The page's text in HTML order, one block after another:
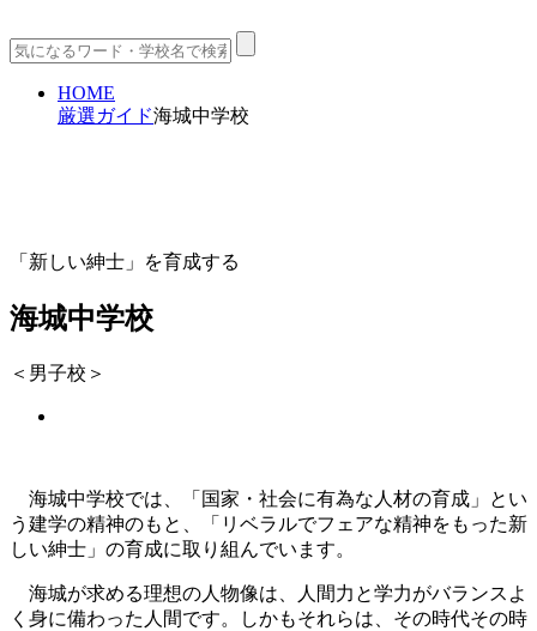
HOME
厳選ガイド海城中学校
「新しい紳士」を育成する
海城中学校
＜男子校＞
海城中学校では、「国家・社会に有為な人材の育成」とい
う建学の精神のもと、「リベラルでフェアな精神をもった新
しい紳士」の育成に取り組んでいます。
海城が求める理想の人物像は、人間力と学力がバランスよ
く身に備わった人間です。しかもそれらは、その時代その時